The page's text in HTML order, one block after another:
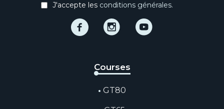
J'accepte les conditions générales.
FacebookInstagramInstagram
Courses
GT80